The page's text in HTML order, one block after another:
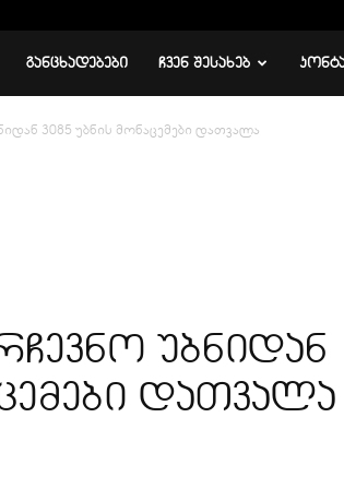
ᲒᲐᲜᲪᲮᲐᲓᲔᲑᲔᲑᲘ ᲩᲕᲔᲜ ᲨᲔᲡᲐᲮᲔᲑ
3085 უბნის მონაცემები დათვალა
უბნიდან
დათვალა